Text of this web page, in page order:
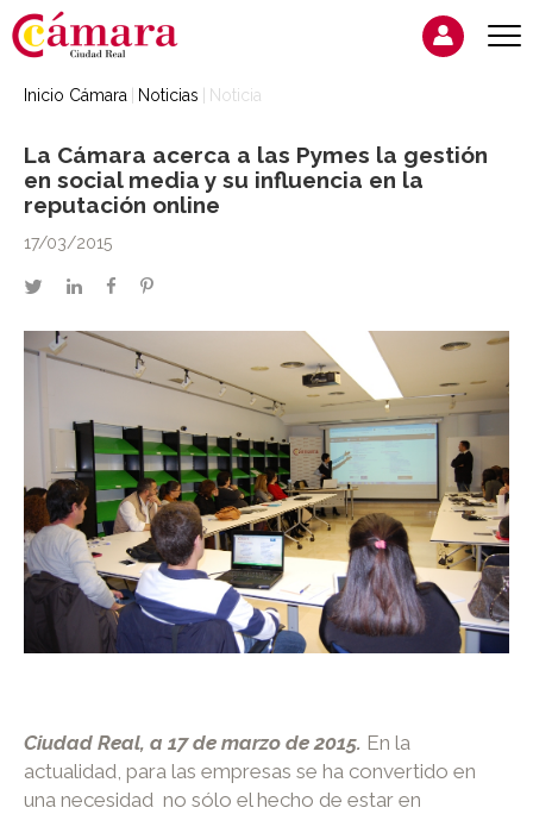
Inicio Cámara Noticias Noticia
La Cámara acerca a las Pymes la gestión
en social media y su influencia en la
reputación online
17/03/2015
twitterlinkedinfacebookpinterest
Ciudad Real, a 17 de marzo de 2015. En la
actualidad, para las empresas se ha convertido en
una necesidad no sólo el hecho de estar en